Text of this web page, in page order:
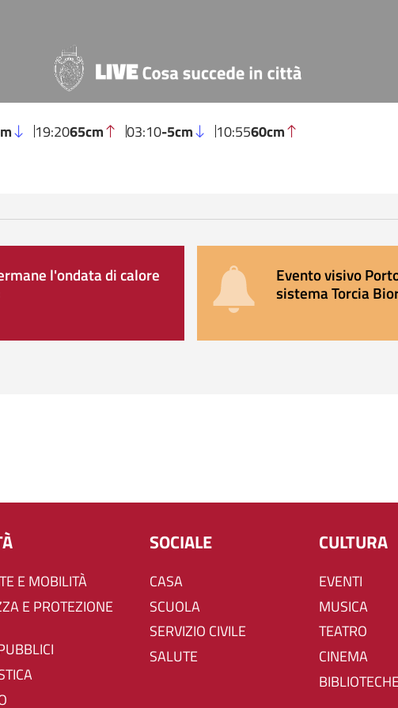
19:2065cm 03:10-5cm 10:5560cm
l'ondata di calore Evento visivo
sistema Torcia
E MOBILITÀ
SOCIALE
CASA
SCUOLA
SERVIZIO CIVILE
SALUTE
CULTURA
EVENTI
MUSICA
TEATRO
CINEMA